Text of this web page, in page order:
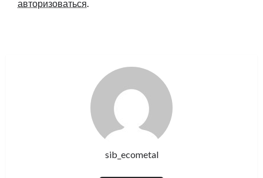
авторизоваться.
sib_ecometal